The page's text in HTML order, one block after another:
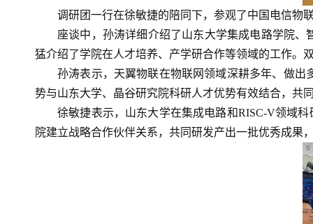
调研团一行在徐敏捷的陪同下，参观了中国电信物
座谈中，孙涛详细介绍了山东大学集成电路学院
猛介绍了学院在人才培养、产学研合作等领域的工作。
孙涛表示，天翼物联在物联网领域深耕多年、做
势与山东大学、晶谷研究院科研人才优势有效结合，共
徐敏捷表示，山东大学在集成电路和RISC-V领域
院建立战略合作伙伴关系，共同研发产出一批优秀成果